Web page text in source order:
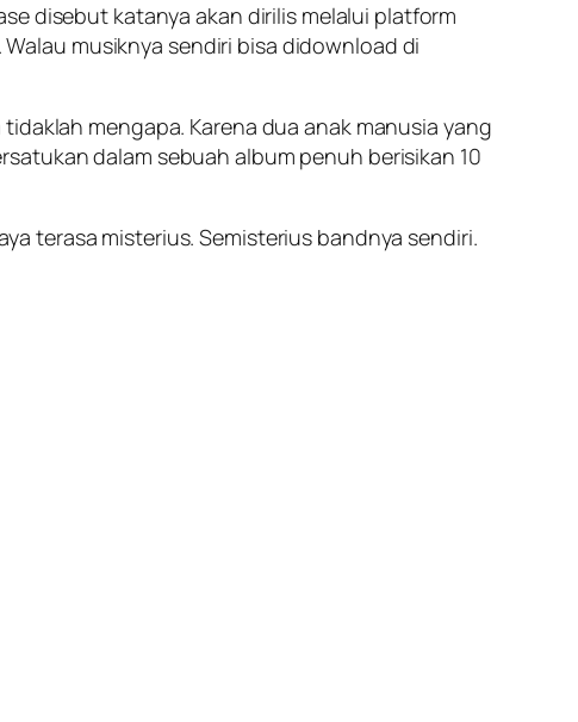
disebut katanya akan dirilis melalui platform
musiknya sendiri bisa didownload di
mengapa. Karena dua anak manusia yang
dalam sebuah album penuh berisikan 10
terasa misterius. Semisterius bandnya sendiri.